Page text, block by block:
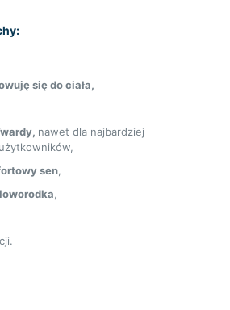
się do ciała,
nawet dla najbardziej
sen,
,